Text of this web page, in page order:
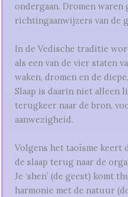
ondergaan. Dromen waren
richtingaanwijzers van de
In de Vedische traditie
als een van de vier staten
waken, dromen en de
Slaap is daarin niet alleen
terugkeer naar de bron,
aanwezigheid.
Volgens het taoïsme keert
de slaap terug naar de
Je ‘shen’ (de geest) komt
harmonie met de natuur